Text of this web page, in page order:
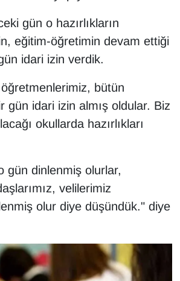
gün o hazırlıkların
eğitim-öğretimin devam ettiği
idari izin verdik.
bütün
gün idari izin almış oldular. Biz
okullarda hazırlıkları
gün dinlenmiş olurlar,
velilerimiz
olur diye düşündük." diye